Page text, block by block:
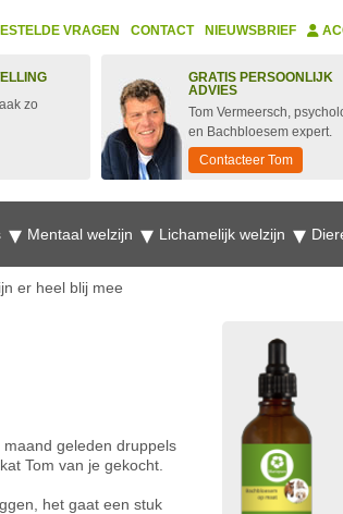
VRAGEN CONTACT NIEUWSBRIEF
zo
GRATIS PERSOONLIJK
ADVIES
Tom Vermeersch,
en Bachbloesem expert.
Contacteer Tom
Mentaal welzijn Lichamelijk welzijn
er heel blij mee
maand geleden druppels
Tom van je gekocht.
het gaat een stuk